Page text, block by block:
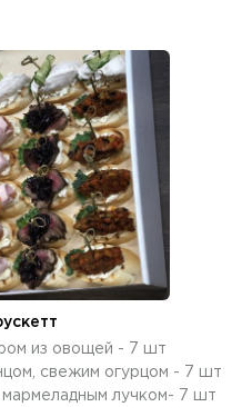
из овощей - 7 шт
свежим огурцом - 7 шт
лучком- 7 шт